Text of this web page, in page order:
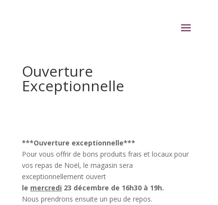
Ouverture
Exceptionnelle
***Ouverture exceptionnelle***
Pour vous offrir de bons produits frais et locaux pour
vos repas de Noël, le magasin sera
exceptionnellement ouvert
le mercredi 23 décembre de 16h30 à 19h.
Nous prendrons ensuite un peu de repos.